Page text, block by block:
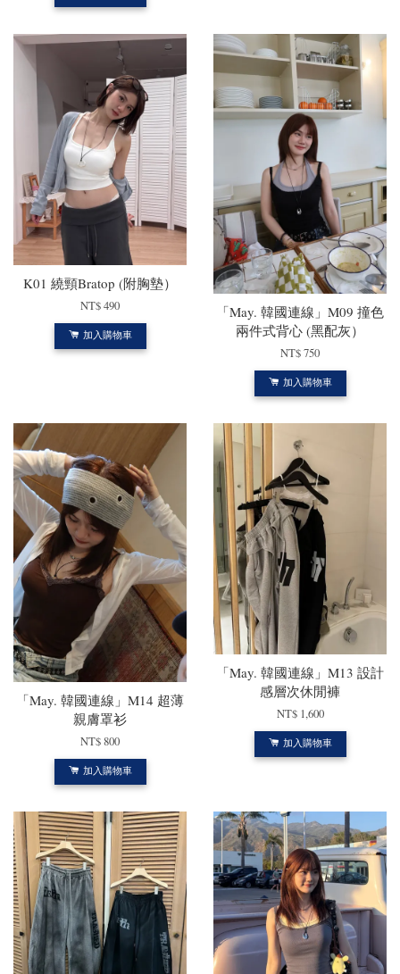
K01 繞頸Bratop (附胸墊）
NT$ 490
加入購物車
「May. 韓國連線」M09 撞色
兩件式背心 (黑配灰）
NT$ 750
加入購物車
「May. 韓國連線」M14 超薄
親膚罩衫
NT$ 800
加入購物車
「May. 韓國連線」M13 設計
感層次休閒褲
NT$ 1,600
加入購物車